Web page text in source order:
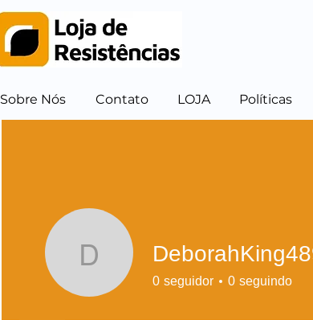
Sobre Nós Contato LOJA Políticas
0 seguidor 0 seguindo